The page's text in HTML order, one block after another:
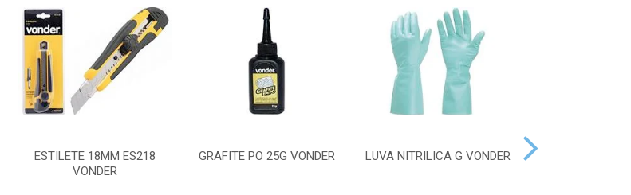
ESTILETE 18MM ES218
VONDER
GRAFITE PO 25G VONDER LUVA NITRILICA G VONDER